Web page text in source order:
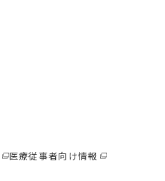
医療従事者向け情報